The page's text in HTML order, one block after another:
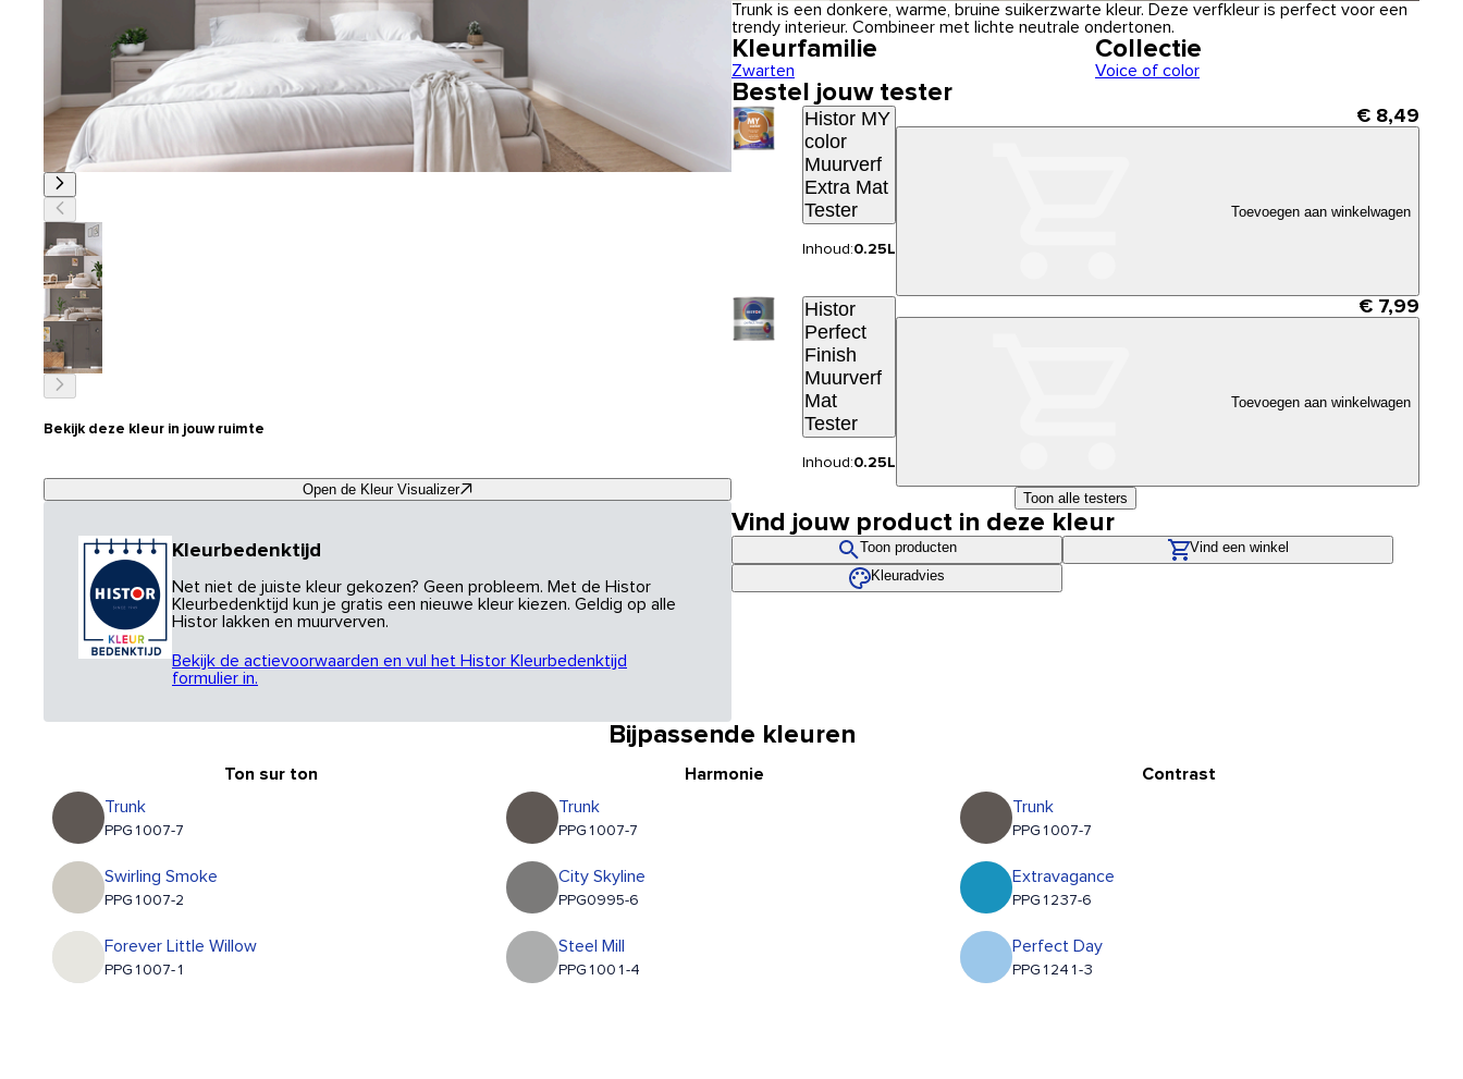
Bekijk deze kleur in jouw ruimte
Open de Kleur Visualizer
Kleurbedenktijd
Net niet de juiste kleur gekozen? Geen probleem. Met de Histor
Kleurbedenktijd kun je gratis een nieuwe kleur kiezen. Geldig op alle
Histor lakken en muurverven.
Bekijk de actievoorwaarden en vul het Histor Kleurbedenktijd
formulier in.
Trunk is een donkere, warme, bruine suikerzwarte kleur. Deze verfkleur is perfect voor een
trendy interieur. Combineer met lichte neutrale ondertonen.
Kleurfamilie
Zwarten
Collectie
Voice of color
Bestel jouw tester
Histor MY
color
Muurverf
Extra Mat
Tester
Inhoud:0.25L
€ 8,49
Toevoegen aan winkelwagen
Histor
Perfect
Finish
Muurverf
Mat
Tester
Inhoud:0.25L
€ 7,99
Toevoegen aan winkelwagen
Toon alle testers
Vind jouw product in deze kleur
Toon producten
Vind een winkel
Kleuradvies
Bijpassende kleuren
Ton sur ton
Trunk
PPG1007-7
Swirling Smoke
PPG1007-2
Forever Little Willow
PPG1007-1
Harmonie
Trunk
PPG1007-7
City Skyline
PPG0995-6
Steel Mill
PPG1001-4
Contrast
Trunk
PPG1007-7
Extravagance
PPG1237-6
Perfect Day
PPG1241-3